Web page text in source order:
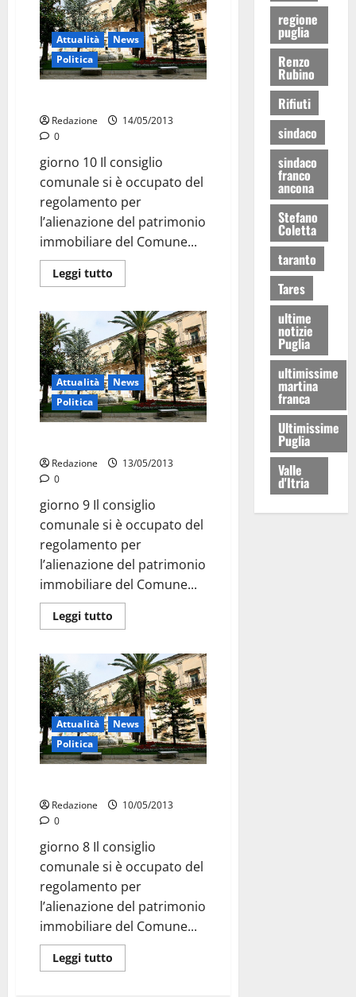
Attualità
News
Politica
Redazione
14/05/2013
0
giorno 10 Il consiglio
comunale si è occupato del
regolamento per
l’alienazione del patrimonio
immobiliare del Comune...
Leggi tutto
Attualità
News
Politica
Redazione
13/05/2013
0
giorno 9 Il consiglio
comunale si è occupato del
regolamento per
l’alienazione del patrimonio
immobiliare del Comune...
Leggi tutto
Attualità
News
Politica
Redazione
10/05/2013
0
giorno 8 Il consiglio
comunale si è occupato del
regolamento per
l’alienazione del patrimonio
immobiliare del Comune...
Leggi tutto
regione
puglia
Renzo
Rubino
Rifiuti
sindaco
sindaco
franco
ancona
Stefano
Coletta
taranto
Tares
ultime
notizie
Puglia
ultimissime
martina
franca
Ultimissime
Puglia
Valle
d'Itria